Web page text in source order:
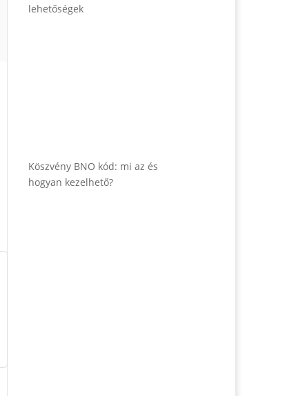
lehetőségek
Köszvény BNO kód: mi az és
hogyan kezelhető?